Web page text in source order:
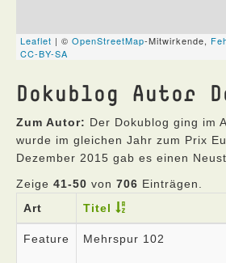
Dokublog Autor
Zum Autor: Der Dokublog ging im
wurde im gleichen Jahr zum Prix
Dezember 2015 gab es einen
Zeige 41-50 von 706 Einträgen.
Art
Titel
Feature Mehrspur 102